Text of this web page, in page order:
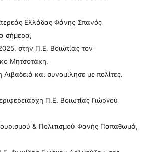
Ελλάδας Φάνης Σπανός
σήμερα,
στην Π.Ε. Βοιωτίας τον
Μητσοτάκη,
και συνομίλησε με πολίτες.
Π.Ε. Βοιωτίας Γιώργου
& Πολιτισμού Φανής Παπαθωμά,